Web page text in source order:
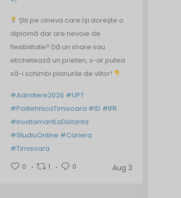
Știi pe cineva care își dorește o
diplomă dar are nevoie de
flexibilitate? Dă un share sau
etichetează un prieten, s-ar putea
să-i schimbi planurile de viitor!
#Admitere2026 #UPT
#PolitehnicaTimisoara #ID #IFR
#InvatamantLaDistanta
#StudiuOnline #Cariera
#Timisoara
0
1 0 Aug 3